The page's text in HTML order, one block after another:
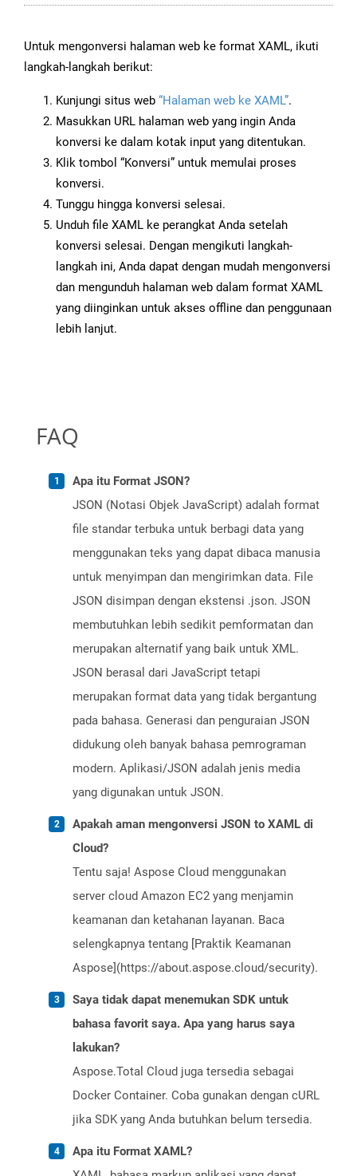
Untuk mengonversi halaman web ke format XAML, ikuti
langkah-langkah berikut:
Kunjungi situs web “Halaman web ke XAML”.
Masukkan URL halaman web yang ingin Anda
konversi ke dalam kotak input yang ditentukan.
Klik tombol “Konversi” untuk memulai proses
konversi.
Tunggu hingga konversi selesai.
Unduh file XAML ke perangkat Anda setelah
konversi selesai. Dengan mengikuti langkah-
langkah ini, Anda dapat dengan mudah mengonversi
dan mengunduh halaman web dalam format XAML
yang diinginkan untuk akses offline dan penggunaan
lebih lanjut.
FAQ
Apa itu Format JSON?
JSON (Notasi Objek JavaScript) adalah format
file standar terbuka untuk berbagi data yang
menggunakan teks yang dapat dibaca manusia
untuk menyimpan dan mengirimkan data. File
JSON disimpan dengan ekstensi .json. JSON
membutuhkan lebih sedikit pemformatan dan
merupakan alternatif yang baik untuk XML.
JSON berasal dari JavaScript tetapi
merupakan format data yang tidak bergantung
pada bahasa. Generasi dan penguraian JSON
didukung oleh banyak bahasa pemrograman
modern. Aplikasi/JSON adalah jenis media
yang digunakan untuk JSON.
Apakah aman mengonversi JSON to XAML di
Cloud?
Tentu saja! Aspose Cloud menggunakan
server cloud Amazon EC2 yang menjamin
keamanan dan ketahanan layanan. Baca
selengkapnya tentang [Praktik Keamanan
Aspose](https://about.aspose.cloud/security).
Saya tidak dapat menemukan SDK untuk
bahasa favorit saya. Apa yang harus saya
lakukan?
Aspose.Total Cloud juga tersedia sebagai
Docker Container. Coba gunakan dengan cURL
jika SDK yang Anda butuhkan belum tersedia.
Apa itu Format XAML?